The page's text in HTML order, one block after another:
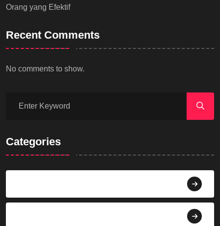
Orang yang Efektif
Recent Comments
No comments to show.
Categories